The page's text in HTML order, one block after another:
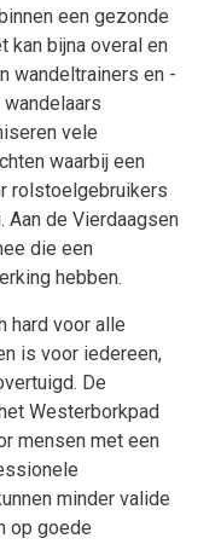
een gezonde
kan bijna overal en
wandeltrainers en -
vele
waarbij een
rolstoelgebruikers
Aan de Vierdaagsen
die een
hebben.
hard voor alle
is voor iedereen,
De
Westerborkpad
mensen met een
minder valide
op goede